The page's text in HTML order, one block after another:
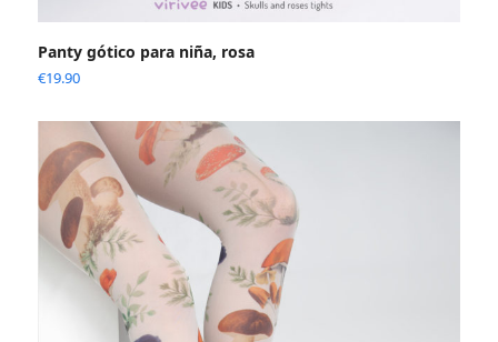
Panty gótico para niña, rosa
€19.90